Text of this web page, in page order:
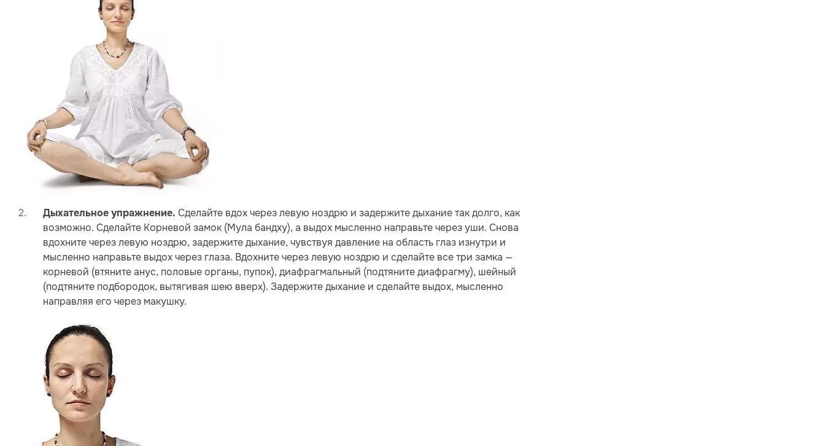
Дыхательное упражнение. Сделайте вдох через левую ноздрю и задержите дыхание так долго, как
возможно. Сделайте Корневой замок (Мула бандху), а выдох мысленно направьте через уши. Снова
вдохните через левую ноздрю, задержите дыхание, чувствуя давление на область глаз изнутри и
мысленно направьте выдох через глаза. Вдохните через левую ноздрю и сделайте все три замка —
корневой (втяните анус, половые органы, пупок), диафрагмальный (подтяните диафрагму), шейный
(подтяните подбородок, вытягивая шею вверх). Задержите дыхание и сделайте выдох, мысленно
направляя его через макушку.